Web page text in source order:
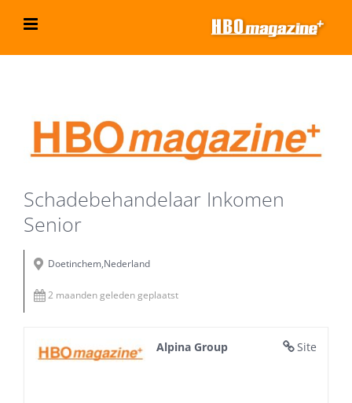
inhoud
grotere
afbeelding
Schadebehandelaar Inkomen
Senior
Doetinchem,Nederland
2 maanden geleden geplaatst
Site
Alpina Group